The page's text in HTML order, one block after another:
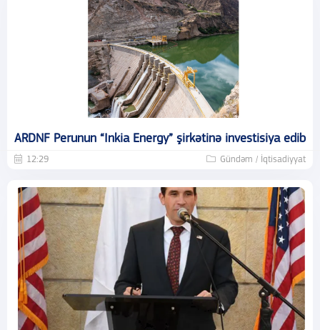
ARDNF Perunun “Inkia Energy” şirkətinə investisiya edib
12:29 Gündəm / İqtisadiyyat